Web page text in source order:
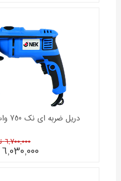
دریل ضربه ای نک 750 وات مدل dh 7513 nek
6,700,000 تومان
6,030,000